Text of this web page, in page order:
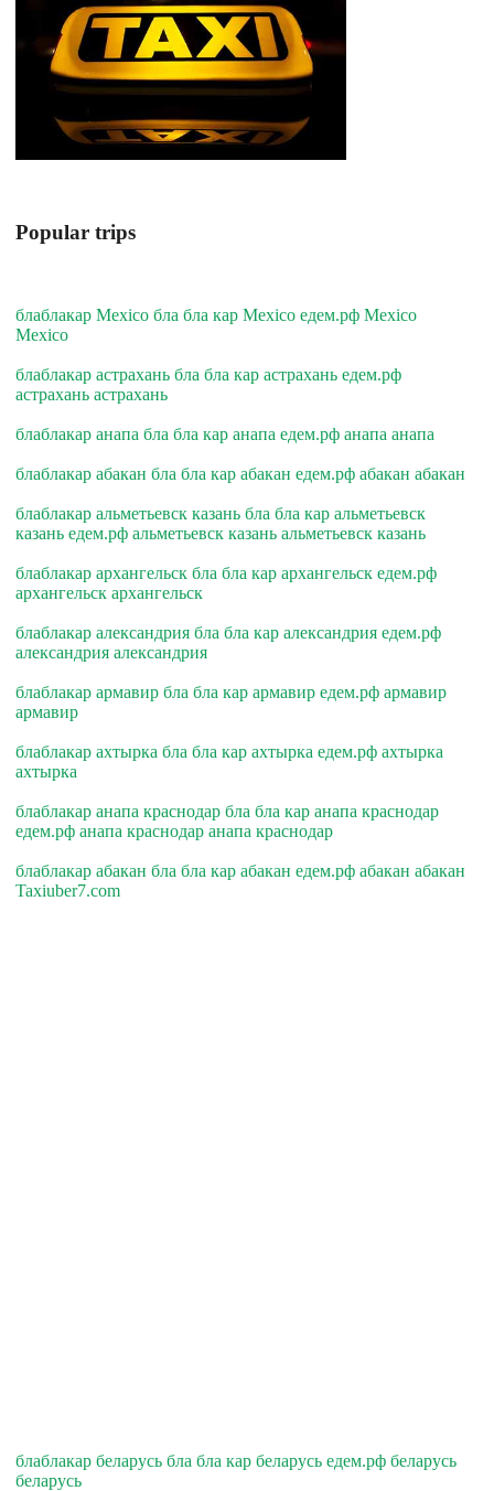
Popular trips
блаблакар Mexico бла бла кар Mexico едем.рф Mexico
Mexico
блаблакар астрахань бла бла кар астрахань едем.рф
астрахань астрахань
блаблакар анапа бла бла кар анапа едем.рф анапа анапа
блаблакар абакан бла бла кар абакан едем.рф абакан абакан
блаблакар альметьевск казань бла бла кар альметьевск
казань едем.рф альметьевск казань альметьевск казань
блаблакар архангельск бла бла кар архангельск едем.рф
архангельск архангельск
блаблакар александрия бла бла кар александрия едем.рф
александрия александрия
блаблакар армавир бла бла кар армавир едем.рф армавир
армавир
блаблакар ахтырка бла бла кар ахтырка едем.рф ахтырка
ахтырка
блаблакар анапа краснодар бла бла кар анапа краснодар
едем.рф анапа краснодар анапа краснодар
блаблакар абакан бла бла кар абакан едем.рф абакан абакан
Taxiuber7.com
блаблакар беларусь бла бла кар беларусь едем.рф беларусь
беларусь